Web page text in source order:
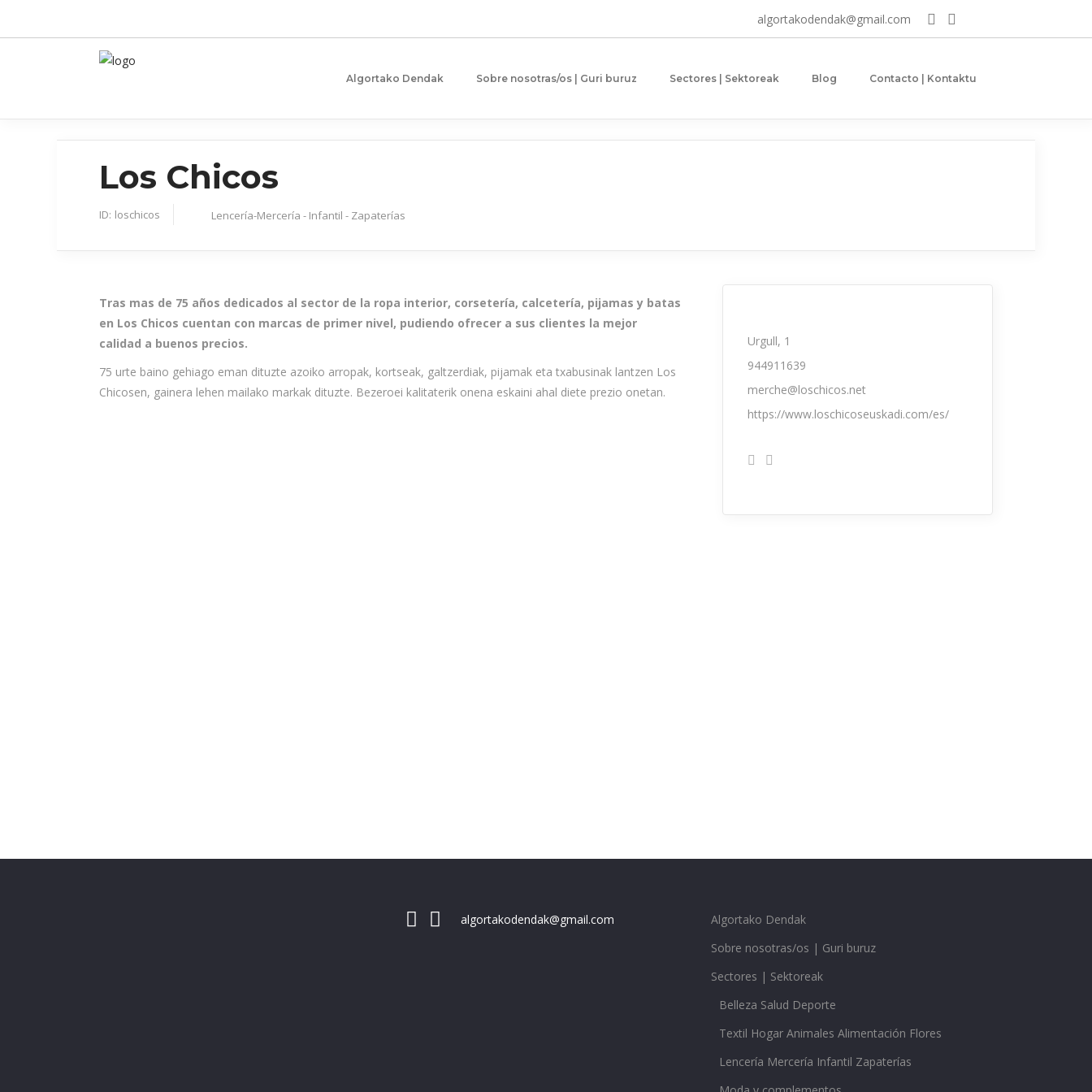
algortakodendak@gmail.com
Algortako Dendak Sobre nosotras/os | Guri buruz Sectores | Sektoreak Blog Contacto | Kontaktu
Los Chicos
ID: loschicos Lencería-Mercería - Infantil - Zapaterías
Tras mas de 75 años dedicados al sector de la ropa interior, corsetería, calcetería, pijamas y batas
en Los Chicos cuentan con marcas de primer nivel, pudiendo ofrecer a sus clientes la mejor
calidad a buenos precios.
75 urte baino gehiago eman dituzte azoiko arropak, kortseak, galtzerdiak, pijamak eta txabusinak lantzen Los
Chicosen, gainera lehen mailako markak dituzte. Bezeroei kalitaterik onena eskaini ahal diete prezio onetan.
Urgull, 1
944911639
merche@loschicos.net
https://www.loschicoseuskadi.com/es/
algortakodendak@gmail.com
Algortako Dendak
Sobre nosotras/os | Guri buruz
Sectores | Sektoreak
Belleza Salud Deporte
Textil Hogar Animales Alimentación Flores
Lencería Mercería Infantil Zapaterías